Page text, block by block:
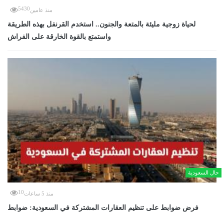
منذ عامين5430
لحياة زوجية مليئة بالمتعة والجنون.. استخدم القرنفل بهذه الطريقة
واستمتع بالقوة الخارقة على الفراش
حال السعودية
منذ 5 ساعات 10
فرض ضوابط على تنظيم العقارات المشتركة في السعودية: ضوابط